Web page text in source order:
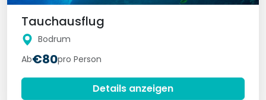
Tauchausflug
Bodrum
Ab€80pro Person
Details anzeigen